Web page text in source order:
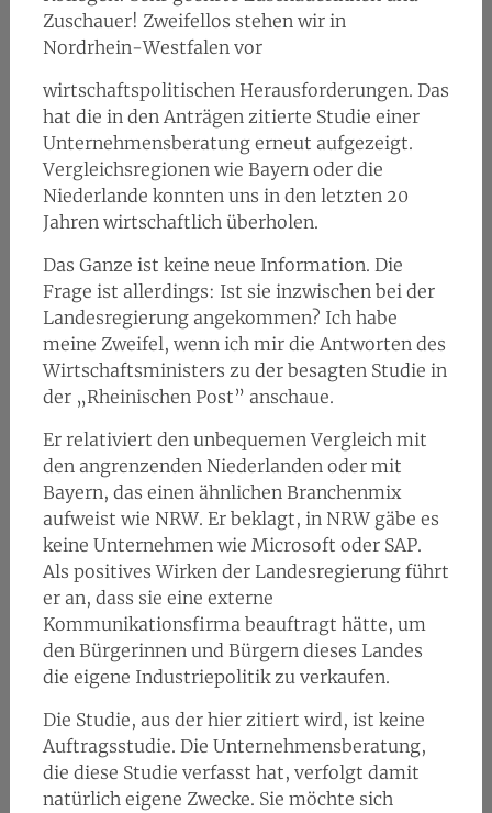
Zuschauer! Zweifellos stehen wir in
Nordrhein-Westfalen vor
wirtschaftspolitischen Herausforderungen. Das
hat die in den Anträgen zitierte Studie einer
Unternehmensberatung erneut aufgezeigt.
Vergleichsregionen wie Bayern oder die
Niederlande konnten uns in den letzten 20
Jahren wirtschaftlich überholen.
Das Ganze ist keine neue Information. Die
Frage ist allerdings: Ist sie inzwischen bei der
Landesregierung angekommen? Ich habe
meine Zweifel, wenn ich mir die Antworten des
Wirtschaftsministers zu der besagten Studie in
der „Rheinischen Post” anschaue.
Er relativiert den unbequemen Vergleich mit
den angrenzenden Niederlanden oder mit
Bayern, das einen ähnlichen Branchenmix
aufweist wie NRW. Er beklagt, in NRW gäbe es
keine Unternehmen wie Microsoft oder SAP.
Als positives Wirken der Landesregierung führt
er an, dass sie eine externe
Kommunikationsfirma beauftragt hätte, um
den Bürgerinnen und Bürgern dieses Landes
die eigene Industriepolitik zu verkaufen.
Die Studie, aus der hier zitiert wird, ist keine
Auftragsstudie. Die Unternehmensberatung,
die diese Studie verfasst hat, verfolgt damit
natürlich eigene Zwecke. Sie möchte sich